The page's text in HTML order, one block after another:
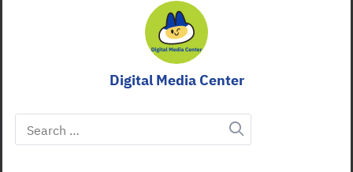
Digital Media Center
Search
for: